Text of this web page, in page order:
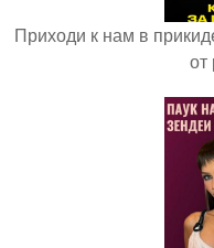
Приходи к нам в
от